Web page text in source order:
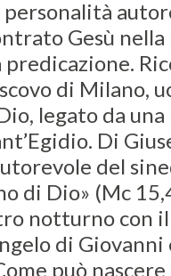
personalità
Gesù
predicazione.
di Milano,
legato da
Di
del
di Dio» (Mc
notturno con
di Giovanni
può